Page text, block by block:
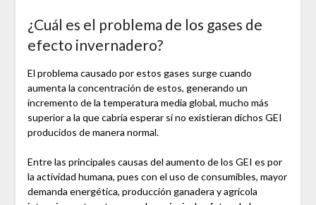
¿Cuál es el problema de los gases de
efecto invernadero?
El problema causado por estos gases surge cuando
aumenta la concentración de estos, generando un
incremento de la temperatura media global, mucho más
superior a la que cabría esperar si no existieran dichos GEI
producidos de manera normal.
Entre las principales causas del aumento de los GEI es por
la actividad humana, pues con el uso de consumibles, mayor
demanda energética, producción ganadera y agrícola